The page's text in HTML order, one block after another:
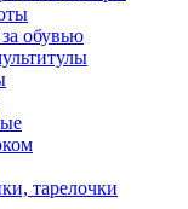
обувью
тарелочки